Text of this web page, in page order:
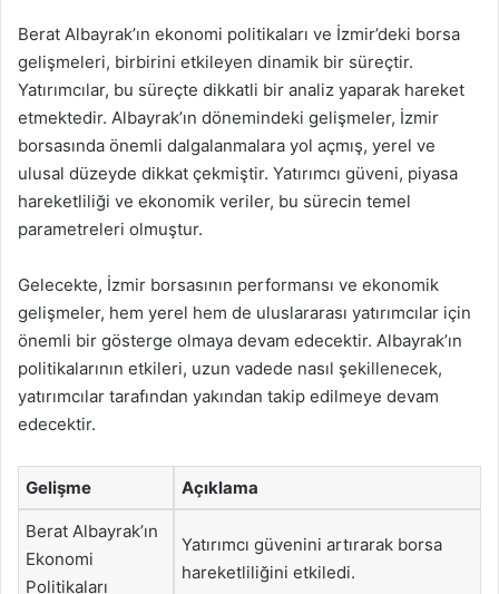
Berat Albayrak’ın ekonomi politikaları ve İzmir’deki borsa
gelişmeleri, birbirini etkileyen dinamik bir süreçtir.
Yatırımcılar, bu süreçte dikkatli bir analiz yaparak hareket
etmektedir. Albayrak’ın dönemindeki gelişmeler, İzmir
borsasında önemli dalgalanmalara yol açmış, yerel ve
ulusal düzeyde dikkat çekmiştir. Yatırımcı güveni, piyasa
hareketliliği ve ekonomik veriler, bu sürecin temel
parametreleri olmuştur.
Gelecekte, İzmir borsasının performansı ve ekonomik
gelişmeler, hem yerel hem de uluslararası yatırımcılar için
önemli bir gösterge olmaya devam edecektir. Albayrak’ın
politikalarının etkileri, uzun vadede nasıl şekillenecek,
yatırımcılar tarafından yakından takip edilmeye devam
edecektir.
Gelişme Açıklama
Berat Albayrak’ın
Ekonomi
Politikaları
Yatırımcı güvenini artırarak borsa
hareketliliğini etkiledi.